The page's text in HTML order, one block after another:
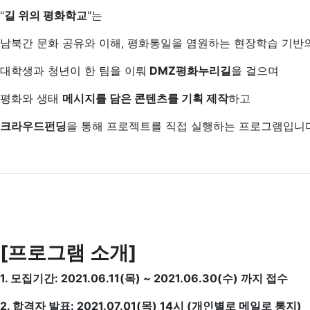
"길 위의 평화학교"는
남북간 문화 공유와 이해, 평화통일을 염원하는 현장학습 기반
대학생과 청년이 한 팀을 이뤄 DMZ평화누리길을 걸으며
평화와 생태 메시지를 담은 콘텐츠를 기획 제작하고
크라우드펀딩을 통해 프로젝트를 직접 실행하는 프로그램입니
[프로그램 소개]
1. 모집기간: 2021.06.11(목) ~ 2021.06.30(수) 까지 접수
2. 합격자 발표: 2021.07.01(목) 14시 (개인별로 메일로 통지)